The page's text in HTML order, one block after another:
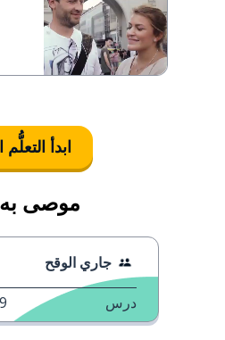
ابدأ التعلُّم
موصى
جاري الوقح
درس